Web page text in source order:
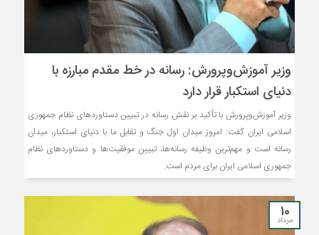
وزیر آموزش‌وپرورش: رسانه در خط مقدم مبارزه با
دنیای استکبار قرار دارد
وزیر آموزش‌وپرورش با تأکید بر نقش رسانه در تبیین دستاوردهای نظام جمهوری
اسلامی ایران گفت: امروز میدان اول جنگ و تقابل ما با دنیای استکبار، میدان
رسانه است و مهم‌ترین وظیفه رسانه‌ها، تبیین موفقیت‌ها و دستاوردهای نظام
جمهوری اسلامی ایران برای مردم است.
10
مرداد